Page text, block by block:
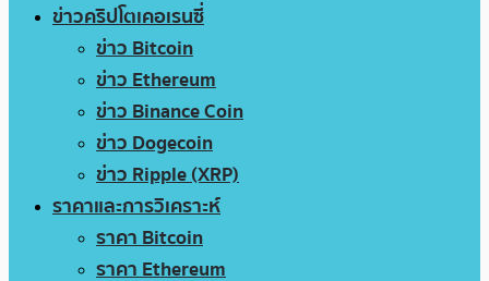
ข่าวคริปโตเคอเรนซี่
ข่าว Bitcoin
ข่าว Ethereum
ข่าว Binance Coin
ข่าว Dogecoin
ข่าว Ripple (XRP)
ราคาและการวิเคราะห์
ราคา Bitcoin
ราคา Ethereum